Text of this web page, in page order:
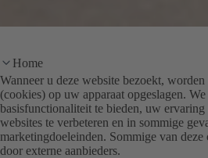
Home
Wanneer u deze website bezoekt,
(cookies) op uw apparaat opgeslagen.
basisfunctionaliteit te bieden, uw ervaring
websites te verbeteren en in sommige
marketingdoeleinden. Sommige van
door externe aanbieders.